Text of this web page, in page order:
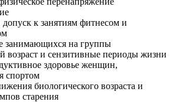
к занятиям фитнесом и
занимающихся на группы
возраст и сензитивные периоды жизни
здоровье женщин,
спортом
биологического возраста и
старения